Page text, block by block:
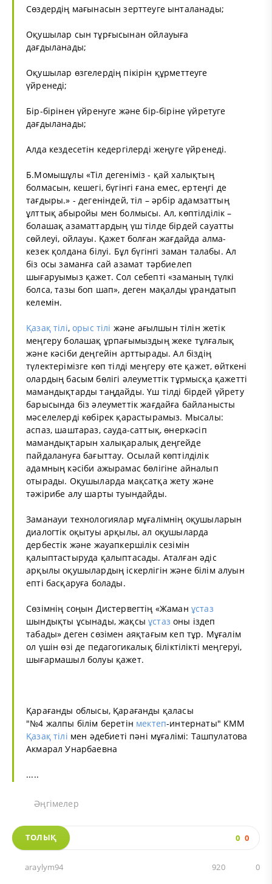
Сөздердің мағынасын зерттеуге ынталанады;
Оқушылар сын тұрғысынан ойлауыға
дағдыланады;
Оқушылар өзгелердің пікірін құрметтеуге
үйренеді;
Бір-бірінен үйренуге және бір-біріне үйретуге
дағдыланады;
Алда кездесетін кедергілерді жеңуге үйренеді.
Б.Момышұлы «Тіл дегеніміз - қай халықтың
болмасын, кешегі, бүгінгі ғана емес, ертеңгі де
тағдыры.» - дегеніндей, тіл – әрбір адамзаттың
ұлттық абыройы мен болмысы. Ал, көптілділік –
болашақ азаматтардың үш тілде бірдей сауатты
сөйлеуі, ойлауы. Қажет болған жағдайда алма-
кезек қолдана білуі. Бұл бүгінгі заман талабы. Ал
біз осы заманға сай азамат тәрбиелеп
шығаруымыз қажет. Сол себепті «заманың түлкі
болса, тазы боп шап», деген мақалды ұрандатып
келемін.
Қазақ тілі,орыс тілі және ағылшын тілін жетік
меңгеру болашақ ұрпағымыздың жеке тұлғалық
және кәсіби деңгейін арттырады. Ал біздің
түлектерімізге көп тілді меңгеру өте қажет, өйткені
олардың басым бөлігі әлеуметтік тұрмысқа қажетті
мамандықтарды таңдайды. Үш тілді бірдей үйрету
барысында біз әлеуметтік жағдайға байланысты
мәселелерді көбірек қарастырамыз. Мысалы:
аспаз, шаштараз, сауда-саттық, өнеркәсіп
мамандықтарын халықаралық деңгейде
пайдалануға бағыттау. Осылай көптілділік
адамның кәсіби ажырамас бөлігіне айналып
отырады. Оқушыларда мақсатқа жету және
тәжірибе алу шарты туындайды.
Заманауи технологиялар мұғалімнің оқушыларын
диалогтік оқытуы арқылы, ал оқушыларда
дербестік және жауапкершілік сезімін
қалыптастыруда қалыптасады. Аталған әдіс
арқылы оқушылардың іскерлігін және білім алуын
епті басқаруға болады.
Сөзімнің соңын Дистервегтің «Жаман ұстаз
шындықты ұсынады, жақсыұстаз оны іздеп
табады» деген сөзімен аяқтағым кеп тұр. Мұғалім
ол үшін өзі де педагогикалық біліктілікті меңгеруі,
шығармашыл болуы қажет.
Қарағанды облысы, Қарағанды қаласы
"№4 жалпы білім беретін мектеп-интернаты" КММ
Қазақ тілі мен әдебиеті пәні мұғалімі: Ташпулатова
Акмарал Унарбаевна
.....
Әңгімелер
ТОЛЫҚ 0 0
araylym94 0
920